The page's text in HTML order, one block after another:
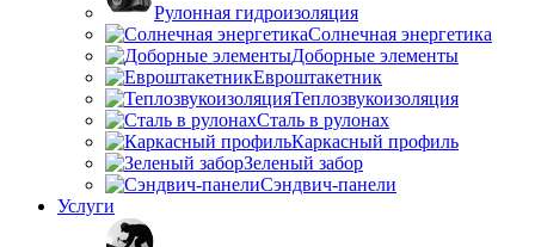
Рулонная гидроизоляция
Солнечная энергетика
Доборные элементы
Евроштакетник
Теплозвукоизоляция
Сталь в рулонах
Каркасный профиль
Зеленый забор
Сэндвич-панели
Услуги